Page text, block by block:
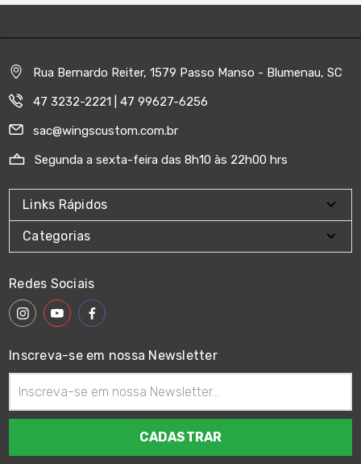
Rua Bernardo Reiter, 1579 Passo Manso - Blumenau, SC
47 3232-2221 | 47 99627-6256
sac@wingscustom.com.br
Segunda a sexta-feira das 8h10 às 22h00 hrs
Links Rápidos
Categorias
Redes Sociais
Inscreva-se em nossa Newsletter
de
email